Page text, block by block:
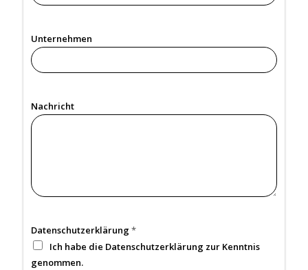
Unternehmen
a
t
u
r
k
ä
Nachricht
Datenschutzerklärung *
Ich habe die Datenschutzerklärung zur Kenntnis
genommen.